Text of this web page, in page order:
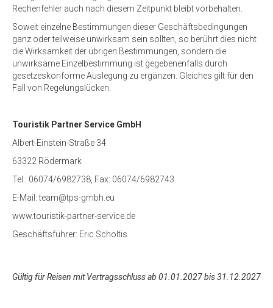
Rechenfehler auch nach diesem Zeitpunkt bleibt vorbehalten.
Soweit einzelne Bestimmungen dieser Geschäftsbedingungen
ganz oder teilweise unwirksam sein sollten, so berührt dies nicht
die Wirksamkeit der übrigen Bestimmungen, sondern die
unwirksame Einzelbestimmung ist gegebenenfalls durch
gesetzeskonforme Auslegung zu ergänzen. Gleiches gilt für den
Fall von Regelungslücken.
Touristik Partner Service GmbH
Albert-Einstein-Straße 34
63322 Rödermark
Tel.: 06074/6982738, Fax: 06074/6982743
E-Mail: team@tps-gmbh.eu
www.touristik-partner-service.de
Geschäftsführer: Eric Scholtis
Gültig für Reisen mit Vertragsschluss ab 01.01.2027 bis 31.12.2027